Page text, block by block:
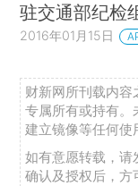
驻交通部纪检
2016年01月15日
财新网所刊载内容
专属所有或持有。
建立镜像等任何使
如有意愿转载，请
确认及授权后，方